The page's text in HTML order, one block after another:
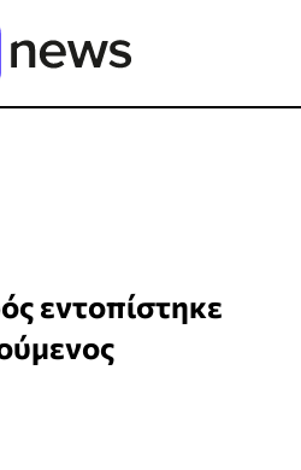
εντοπίστηκε